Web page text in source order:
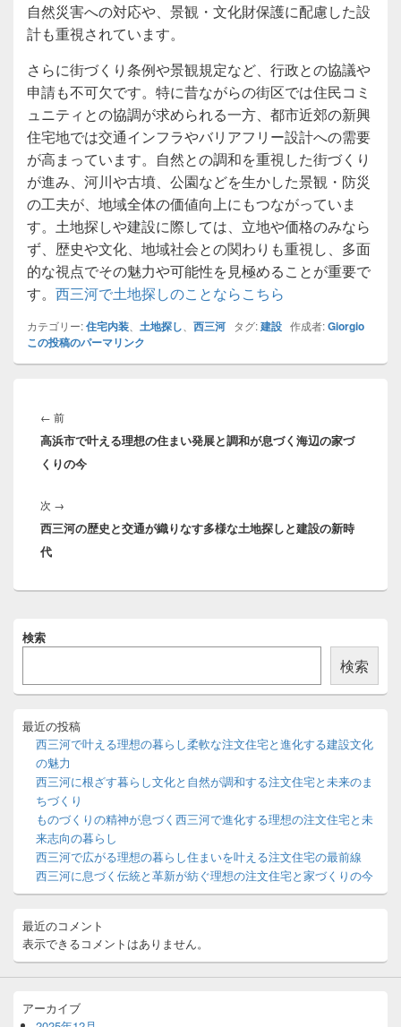
自然災害への対応や、景観・文化財保護に配慮した設
計も重視されています。
さらに街づくり条例や景観規定など、行政との協議や
申請も不可欠です。特に昔ながらの街区では住民コミ
ュニティとの協調が求められる一方、都市近郊の新興
住宅地では交通インフラやバリアフリー設計への需要
が高まっています。自然との調和を重視した街づくり
が進み、河川や古墳、公園などを生かした景観・防災
の工夫が、地域全体の価値向上にもつながっていま
す。土地探しや建設に際しては、立地や価格のみなら
ず、歴史や文化、地域社会との関わりも重視し、多面
的な視点でその魅力や可能性を見極めることが重要で
す。 西三河で土地探しのことならこちら
カテゴリー:住宅内装 土地探し 西三河タグ:建設 作成者:Giorgio
この投稿のパーマリンク
稿
ナ
ビ
ゲ
シ
ョ
ン
← 前前
の
投
高浜市で叶える理想の住まい発展と調和が息づく海辺の家づ
くりの今
次 →
の
西三河の歴史と交通が織りなす多様な土地探しと建設の新時
代
イ
イ
バ
検索
検索
最近の投稿
西三河で叶える理想の暮らし柔軟な注文住宅と進化する建設文化
の魅力
西三河に根ざす暮らし文化と自然が調和する注文住宅と未来のま
ちづくり
ものづくりの精神が息づく西三河で進化する理想の注文住宅と未
来志向の暮らし
西三河で広がる理想の暮らし住まいを叶える注文住宅の最前線
西三河に息づく伝統と革新が紡ぐ理想の注文住宅と家づくりの今
最近のコメント
表示できるコメントはありません。
アーカイブ